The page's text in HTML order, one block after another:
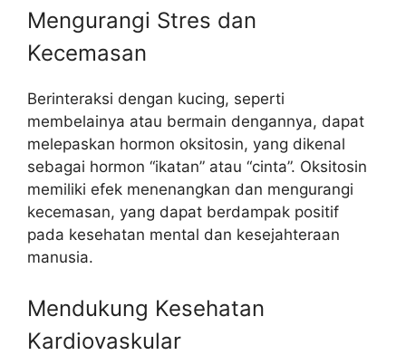
Mengurangi Stres dan
Kecemasan
Berinteraksi dengan kucing, seperti
membelainya atau bermain dengannya, dapat
melepaskan hormon oksitosin, yang dikenal
sebagai hormon “ikatan” atau “cinta”. Oksitosin
memiliki efek menenangkan dan mengurangi
kecemasan, yang dapat berdampak positif
pada kesehatan mental dan kesejahteraan
manusia.
Mendukung Kesehatan
Kardiovaskular